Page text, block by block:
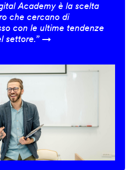
Academy è la scelta
che cercano di
con le ultime tendenze
settore.” →